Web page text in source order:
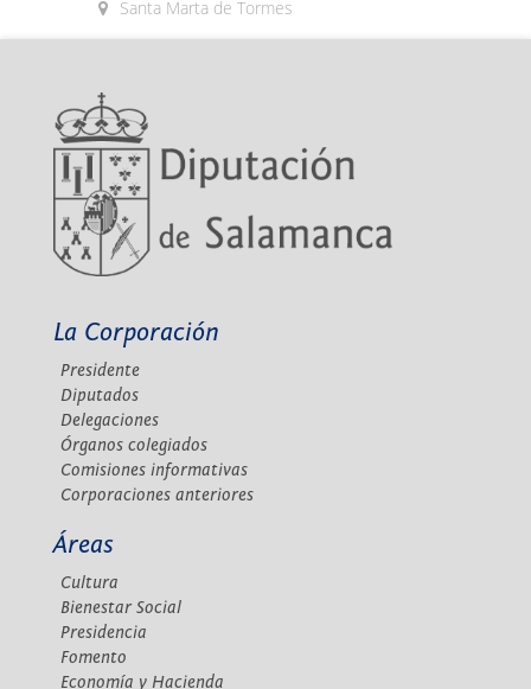
Santa Marta de Tormes
La Corporación
Presidente
Diputados
Delegaciones
Órganos colegiados
Comisiones informativas
Corporaciones anteriores
Áreas
Cultura
Bienestar Social
Presidencia
Fomento
Economía y Hacienda